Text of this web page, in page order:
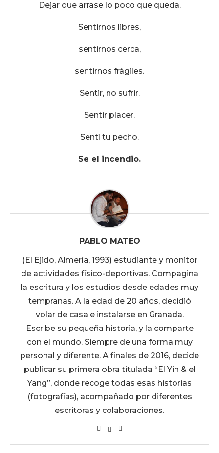
Dejar que arrase lo poco que queda.
Sentirnos libres,
sentirnos cerca,
sentirnos frágiles.
Sentir, no sufrir.
Sentir placer.
Sentí tu pecho.
Se el incendio.
PABLO MATEO
(El Ejido, Almería, 1993) estudiante y monitor
de actividades físico-deportivas. Compagina
la escritura y los estudios desde edades muy
tempranas. A la edad de 20 años, decidió
volar de casa e instalarse en Granada.
Escribe su pequeña historia, y la comparte
con el mundo. Siempre de una forma muy
personal y diferente. A finales de 2016, decide
publicar su primera obra titulada “El Yin & el
Yang”, donde recoge todas esas historias
(fotografías), acompañado por diferentes
escritoras y colaboraciones.